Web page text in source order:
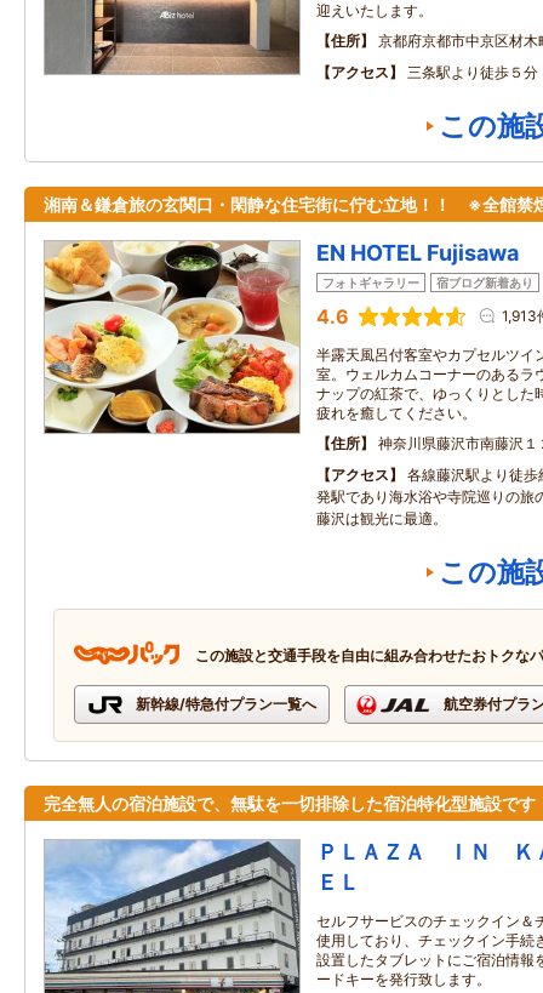
迎えいたします。
住所
京都府京都市中京区材木
アクセス
三条駅より徒歩５分
この施
湘南＆鎌倉旅の玄関口・閑静な住宅街に佇む立地！！ ※全館禁
EN HOTEL Fujisawa
フォトギャラリー 宿ブログ新着あり
4.6 1,913
半露天風呂付客室やカプセルツイ
室。ウェルカムコーナーのあるラ
ナップの紅茶で、ゆっくりとした
疲れを癒してください。
住所
神奈川県藤沢市南藤沢１
アクセス
各線藤沢駅より徒
発駅であり海水浴や寺院巡りの旅
藤沢は観光に最適。
この施
この施設と交通手段を自由に組み合わせたおトクな
新幹線/特急付プラン一覧へ 航空券付プラ
完全無人の宿泊施設で、無駄を一切排除した宿泊特化型施設です
ＰＬＡＺＡ ＩＮ Ｋ
ＥＬ
セルフサービスのチェックイン＆
使用しており、チェックイン手続
設置したタブレットにご宿泊情報
ードキーを発行致します。